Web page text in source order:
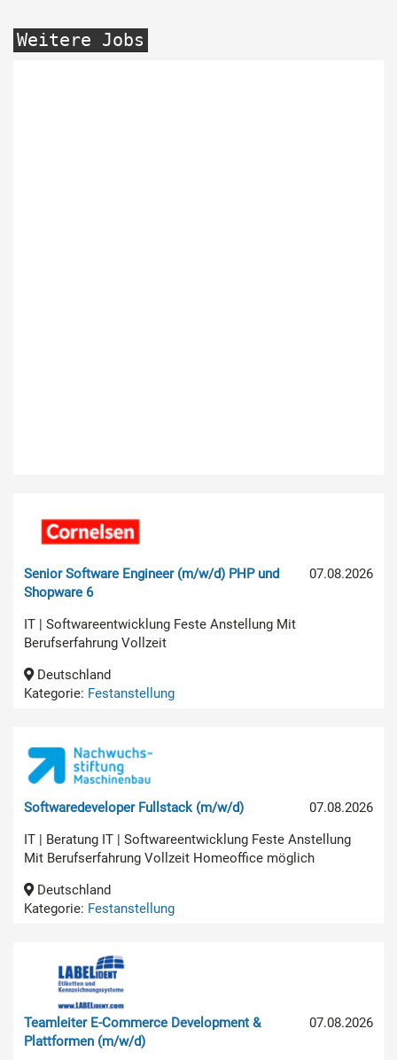
Weitere Jobs
07.08.2026
Senior Software Engineer (m/w/d) PHP und
Shopware 6
IT | Softwareentwicklung Feste Anstellung Mit
Berufserfahrung Vollzeit
Deutschland
Kategorie: Festanstellung
07.08.2026
Softwaredeveloper Fullstack (m/w/d)
IT | Beratung IT | Softwareentwicklung Feste Anstellung
Mit Berufserfahrung Vollzeit Homeoffice möglich
Deutschland
Kategorie: Festanstellung
07.08.2026
Teamleiter E-Commerce Development &
Plattformen (m/w/d)